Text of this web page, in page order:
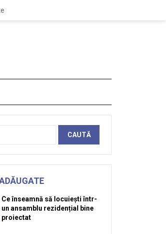
Ce înseamnă să locuiești într-
un ansamblu rezidențial bine
proiectat